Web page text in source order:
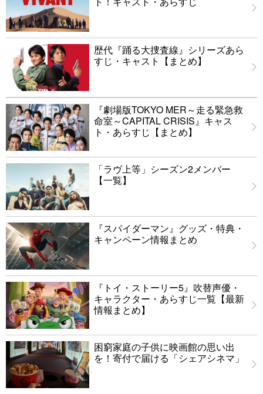
歴代『踊る大捜査線』シリーズあら
すじ・キャスト【まとめ】
『劇場版TOKYO MER～走る緊急救
命室～CAPITAL CRISIS』キャス
ト・あらすじ【まとめ】
「ラヴ上等」シーズン2メンバー
【一覧】
『スパイダーマン』グッズ・特典・
キャンペーン情報まとめ
『トイ・ストーリー5』吹替声優・
キャラクター・あらすじ一覧【最新
情報まとめ】
困窮家庭の子供に映画館の思い出
を！寄付で届ける「シェアシネマ」